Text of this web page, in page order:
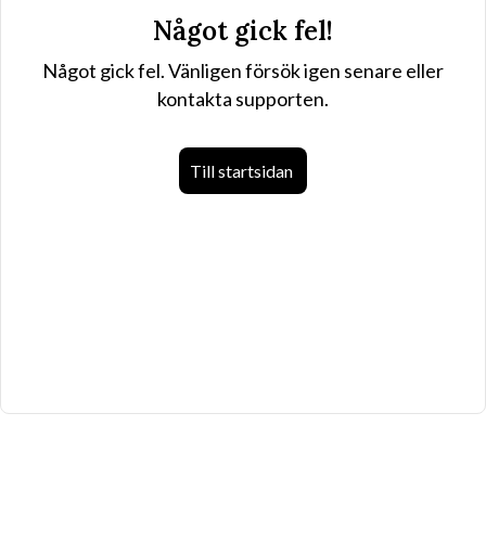
Något gick fel!
Något gick fel. Vänligen försök igen senare eller
kontakta supporten.
Till startsidan